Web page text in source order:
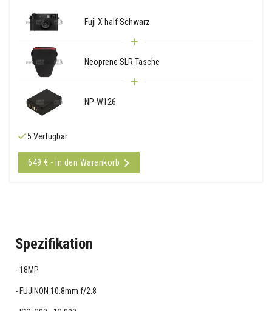
Fuji X half Schwarz
Neoprene SLR Tasche
NP-W126
5 Verfügbar
649 € - In den Warenkorb
Spezifikation
18MP
FUJINON 10.8mm f/2.8